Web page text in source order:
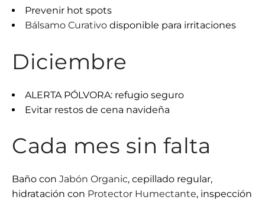
Prevenir hot spots
Bálsamo Curativo disponible para irritaciones
Diciembre
ALERTA PÓLVORA: refugio seguro
Evitar restos de cena navideña
Cada mes sin falta
Baño con Jabón Organic, cepillado regular,
hidratación con Protector Humectante, inspección